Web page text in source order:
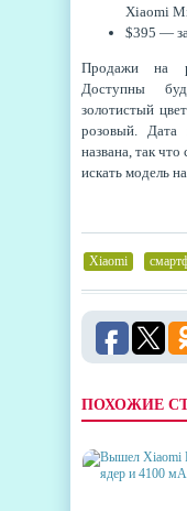
Xiaomi
$395 —
Продажи на
Доступны
золотистый
розовый.
названа, так
искать модель
Xiaomi
ПОХОЖИЕ